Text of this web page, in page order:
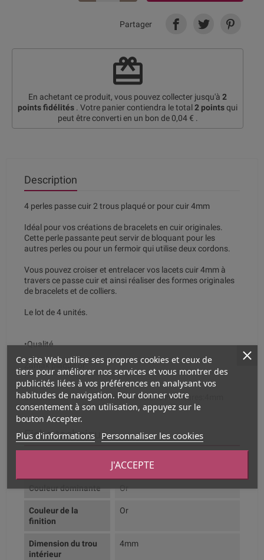
Partager
redeem
En achetant ce produit, vous pouvez collecter jusqu'à 2
points fidélités . Votre panier contiendra le total 2 pointsqui
peut être converti en un bon de 0,04 € .
Description
4 perles passe cuir 2 trous plaqué or pour cuir 4mm
Idéal pour vos créations de bracelets en cuir originales.
Cette perle passante peut servir de bloquant pour les
autres perles ou pour un fermoir qui utilise deux cordons.
Vous pouvez croiser et entrelacer vos lacets cuir 4mm à
travers ce passe cuir et ainsi réaliser des formes originales
de bracelets et de colliers.
Le lot de 4 unités.
•Qualité
Zamak plaqué or
Dimensions: 13x5mm mm Dimensions intérieures:4mm
Fiche technique
Zamak flashé or
Couleur dominante Or
Couleur de la
finition
Or
Dimension du trou
intérieur
4mm
Ce site Web utilise ses propres cookies et ceux de
tiers pour améliorer nos services et vous montrer des
publicités liées à vos préférences en analysant vos
habitudes de navigation. Pour donner votre
consentement à son utilisation, appuyez sur le
bouton Accepter.
Plus d'informations Personnaliser les cookies
J'ACCEPTE